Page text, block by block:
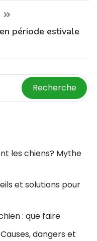
période estivale
Recherche
les chiens? Mythe
et solutions pour
: que faire
dangers et